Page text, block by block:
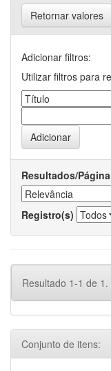
Retornar valores
Adicionar filtros:
Utilizar filtros para
Resultados/Página
Registro(s)
Resultado 1-1 de 1.
Conjunto de itens: